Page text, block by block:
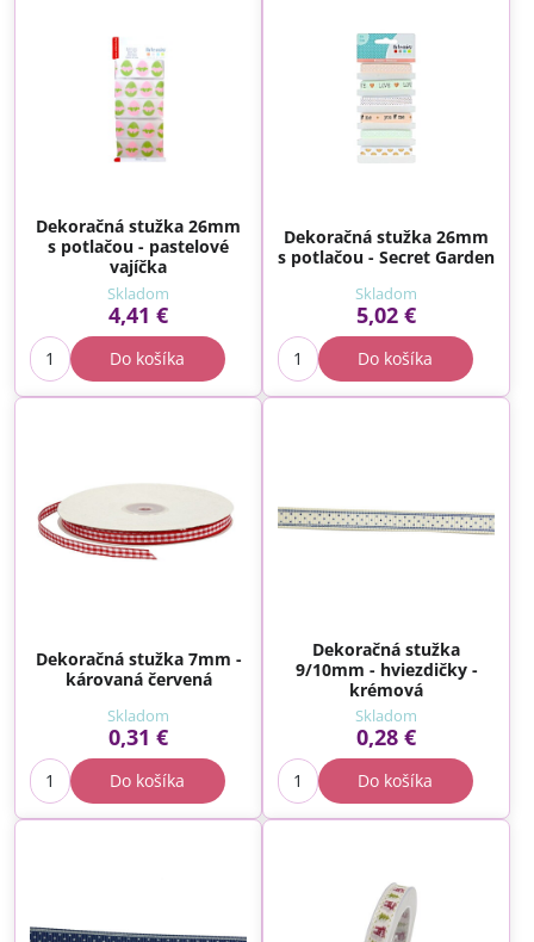
Dekoračná stužka 26mm
s potlačou - pastelové
vajíčka
Skladom
4,41 €
Do košíka
Dekoračná stužka 26mm
s potlačou - Secret Garden
Skladom
5,02 €
Do košíka
Dekoračná stužka 7mm -
károvaná červená
Skladom
0,31 €
Do košíka
Dekoračná stužka
9/10mm - hviezdičky -
krémová
Skladom
0,28 €
Do košíka